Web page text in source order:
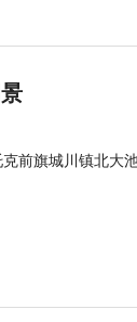
前旗城川镇北大